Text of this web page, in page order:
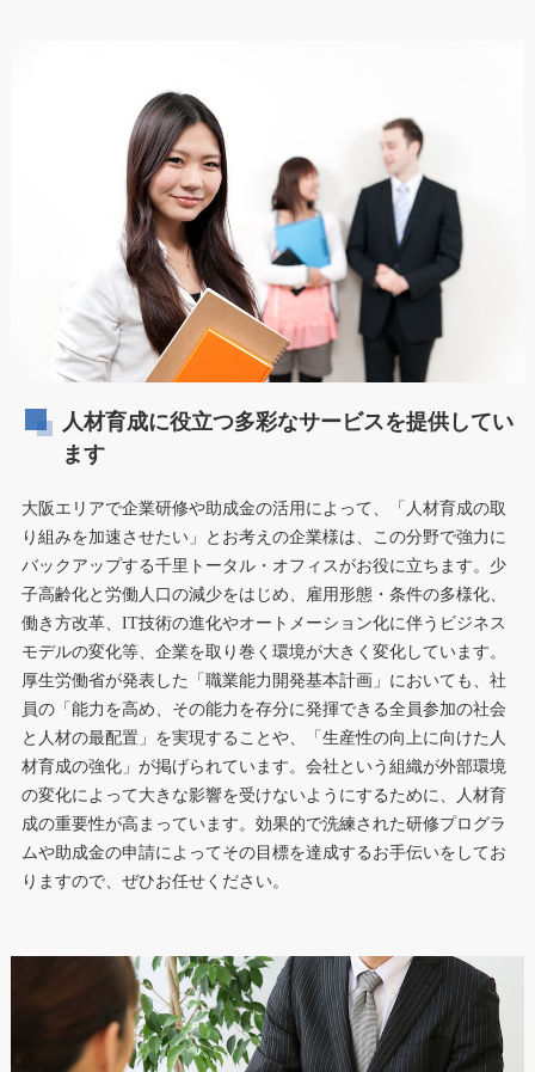
人材育成に役立つ多彩なサービスを提供してい
ます
大阪エリアで企業研修や助成金の活用によって、「人材育成の取
り組みを加速させたい」とお考えの企業様は、この分野で強力に
バックアップする千里トータル・オフィスがお役に立ちます。少
子高齢化と労働人口の減少をはじめ、雇用形態・条件の多様化、
働き方改革、IT技術の進化やオートメーション化に伴うビジネス
モデルの変化等、企業を取り巻く環境が大きく変化しています。
厚生労働省が発表した「職業能力開発基本計画」においても、社
員の「能力を高め、その能力を存分に発揮できる全員参加の社会
と人材の最配置」を実現することや、「生産性の向上に向けた人
材育成の強化」が掲げられています。会社という組織が外部環境
の変化によって大きな影響を受けないようにするために、人材育
成の重要性が高まっています。効果的で洗練された研修プログラ
ムや助成金の申請によってその目標を達成するお手伝いをしてお
りますので、ぜひお任せください。